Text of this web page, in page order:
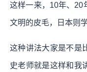
这样一来，10年、20
文明的皮毛，日本则
这种讲法大家是不是
史老师就是这样和我